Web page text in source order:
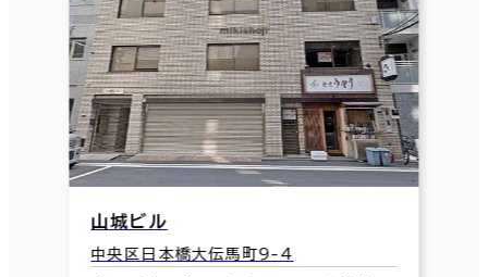
山城ビル
中央区日本橋大伝馬町9-4